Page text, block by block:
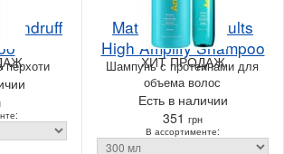
ХИТ ПРОДАЖ
Matrix Total Results
High Amplify Shampoo
Шампунь с протеинами для
объема волос
Есть в наличии
351 грн
В ассортименте: